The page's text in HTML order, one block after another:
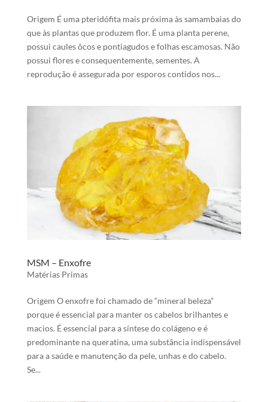
Origem É uma pteridófita mais próxima às samambaias do
que às plantas que produzem flor. É uma planta perene,
possui caules ôcos e pontiagudos e folhas escamosas. Não
possui flores e consequentemente, sementes. A
reprodução é assegurada por esporos contidos nos...
MSM – Enxofre
Matérias Primas
Origem O enxofre foi chamado de “mineral beleza”
porque é essencial para manter os cabelos brilhantes e
macios. É essencial para a síntese do colágeno e é
predominante na queratina, uma substância indispensável
para a saúde e manutenção da pele, unhas e do cabelo.
Se...